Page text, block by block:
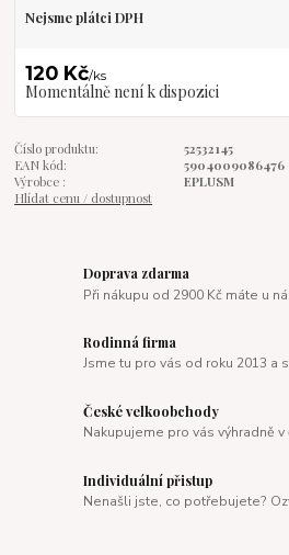
Nejsme plátci DPH
120 Kč/ks
Momentálně není k dispozici
Číslo produktu:
52532145
EAN kód:
5904009086476
Výrobce :
EPLUSM
Hlídat cenu / dostupnost
Doprava zdarma
Při nákupu od 2900 Kč máte u
Rodinná firma
Jsme tu pro vás od roku 2013 a
České velkoobchody
Nakupujeme pro vás výhradně
Individuální přistup
Nenašli jste, co potřebujete?